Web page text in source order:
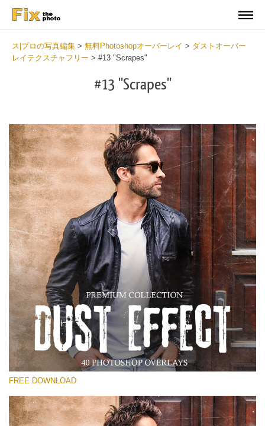
ス|プロの写真編集 > 無料Photoshopオーバーレイ > ダストオーバー
レイテクスチャフリー > #13 "Scrapes"
#13 "Scrapes"
選んでください
Free Photoshop Overlay
Small 800*533px
Dust Effect
(40 Overlays)
Entire Collection
FREE DOWNLOAD